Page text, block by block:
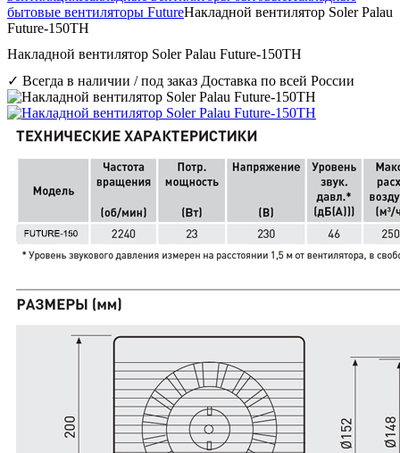
бытовые вентиляторы FutureНакладной вентилятор Soler Palau
Future-150TH
Накладной вентилятор Soler Palau Future-150TH
✓ Всегда в наличии / под заказ Доставка по всей России